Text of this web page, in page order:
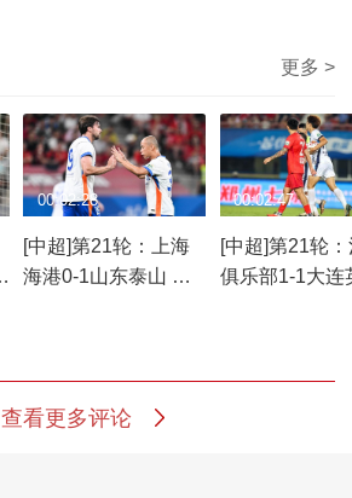
更多 >
[中超]第21轮：上海
海港0-1山东泰山 集
00:02:28
[中超]第21轮
俱乐部1-1大连
00:02:47
查看更多评论